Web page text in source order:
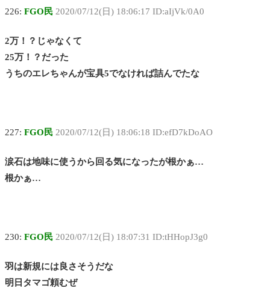
226: FGO民 2020/07/12(日) 18:06:17 ID:aIjVk/0A0
2万！？じゃなくて
25万！？だった
うちのエレちゃんが宝具5でなければ詰んでたな
227: FGO民 2020/07/12(日) 18:06:18 ID:efD7kDoAO
涙石は地味に使うから回る気になったが根かぁ…
根かぁ…
230: FGO民 2020/07/12(日) 18:07:31 ID:tHHopJ3g0
羽は新規には良さそうだな
明日タマゴ頼むぜ